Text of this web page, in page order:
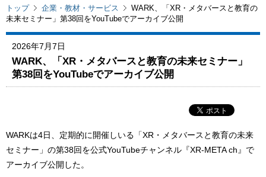
トップ 企業・教材・サービス
WARK、「XR・メタバースと教育の
未来セミナー」第38回をYouTubeでアーカイブ公開
2026年7月7日
WARK、「XR・メタバースと教育の未来セミナー」
第38回をYouTubeでアーカイブ公開
WARKは4日、定期的に開催しいる「XR・メタバースと教育の未来
セミナー」の第38回を公式YouTubeチャンネル『XR-META ch』で
アーカイブ公開した。